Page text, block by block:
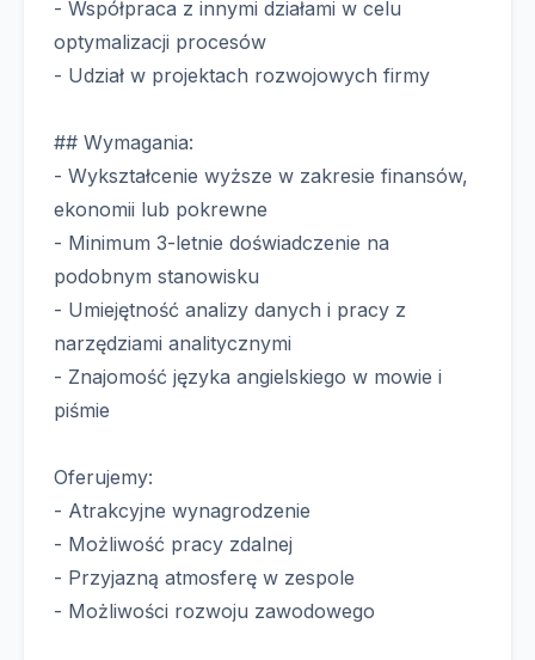
- Współpraca z innymi działami w celu
optymalizacji procesów
- Udział w projektach rozwojowych firmy
## Wymagania:
- Wykształcenie wyższe w zakresie finansów,
ekonomii lub pokrewne
- Minimum 3-letnie doświadczenie na
podobnym stanowisku
- Umiejętność analizy danych i pracy z
narzędziami analitycznymi
- Znajomość języka angielskiego w mowie i
piśmie
Oferujemy:
- Atrakcyjne wynagrodzenie
- Możliwość pracy zdalnej
- Przyjazną atmosferę w zespole
- Możliwości rozwoju zawodowego